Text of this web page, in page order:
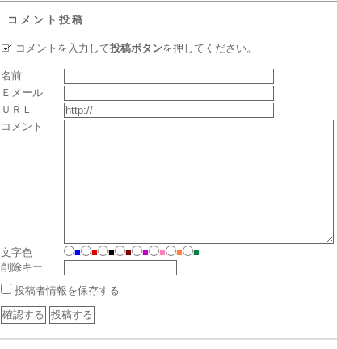
コメント投稿
コメントを入力して投稿ボタンを押してください。
名前
Ｅメール
ＵＲＬ
コメント
文字色 ■ ■ ■ ■ ■ ■ ■
■
削除キー
投稿者情報を保存する